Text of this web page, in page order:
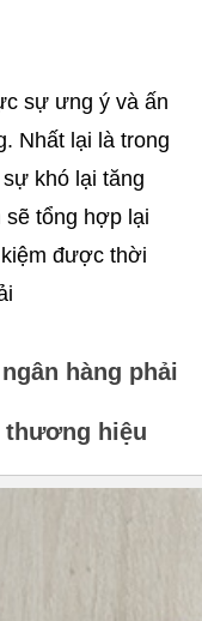
sự ưng ý và ấn
Nhất lại là trong
khó lại tăng
sẽ tổng hợp lại
được thời
hàng phải
thương hiệu